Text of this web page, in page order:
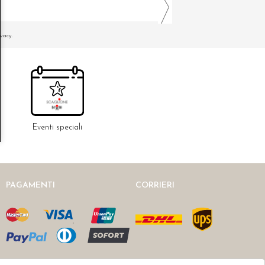
Eventi speciali
PAGAMENTI CORRIERI